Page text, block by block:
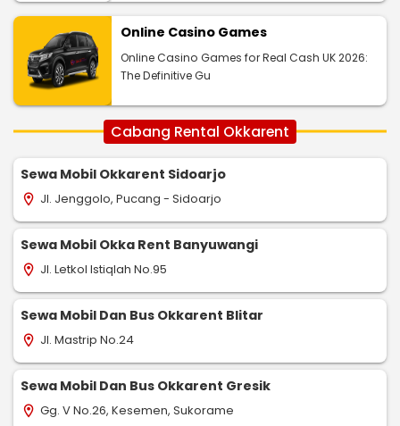
Online Casino Games
Online Casino Games for Real Cash UK 2026:
The Definitive Gu
Cabang Rental Okkarent
Sewa Mobil Okkarent Sidoarjo
location_on Jl. Jenggolo, Pucang - Sidoarjo
Sewa Mobil Okka Rent Banyuwangi
location_on Jl. Letkol Istiqlah No.95
Sewa Mobil Dan Bus Okkarent Blitar
location_on Jl. Mastrip No.24
Sewa Mobil Dan Bus Okkarent Gresik
location_on Gg. V No.26, Kesemen, Sukorame